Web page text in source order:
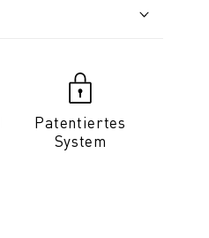
Patentiertes
System